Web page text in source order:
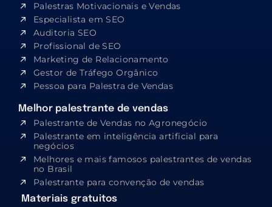
Palestras Motivacionais e Vendas
Especialista em SEO​
Auditoria SEO
Profissional de SEO
Marketing de Relacionamento
Gestor de Tráfego Orgânico
Pessoa para Palestra de Vendas
Melhor palestrante de vendas
Palestrante de Vendas no Agronegócio
Palestrante em inteligência artificial para
negócios
Melhores e mais famosos palestrantes de vendas
no Brasil
Palestrante para convenção de vendas
Materiais gratuitos